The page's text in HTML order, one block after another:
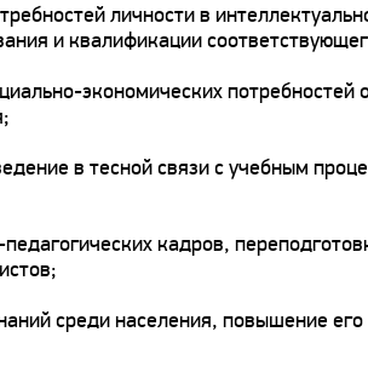
личности в
и квалификации
экономических
в тесной связи с учебным
кадров,
среди населения, повышение его